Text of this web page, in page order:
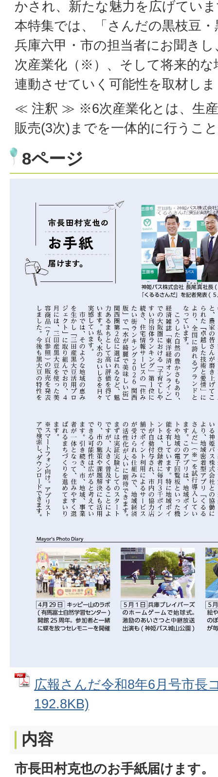
かされ、新たな魅力を広げてい
本特集では、「さんだの黒枝豆
兵庫六甲・市の担当者にお聞き
次産業化（※）、そして将来的
連動させていく可能性を取材し
≪ 注釈 ≫ ※6次産業化とは、生産
販売(3次)までを一体的に行うこと
8ページ
広報さんだ令和8年6月号市長
192.8KB)
内容
市長田村克也のお手紙届けます。